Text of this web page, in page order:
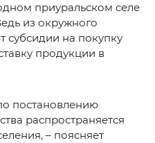
приуральском селе
из окружного
субсидии на покупку
продукции в
постановлению
распространяется
– поясняет